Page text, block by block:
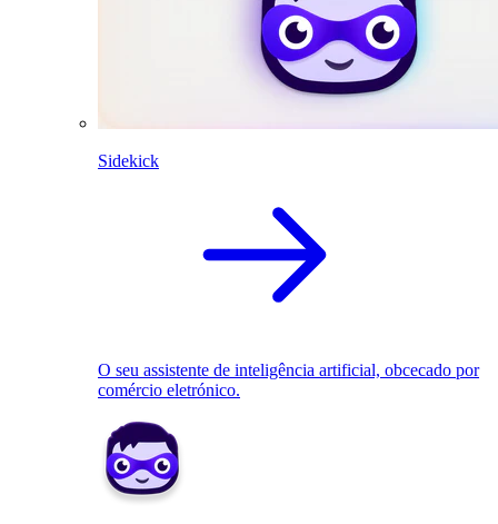
Sidekick
O seu assistente de inteligência artificial, obcecado por
comércio eletrónico.